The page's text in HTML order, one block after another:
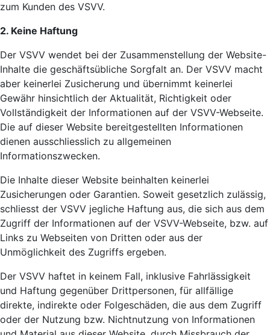
zum Kunden des VSVV.
2. Keine Haftung
Der VSVV wendet bei der Zusammenstellung der Website-
Inhalte die geschäftsübliche Sorgfalt an. Der VSVV macht
aber keinerlei Zusicherung und übernimmt keinerlei
Gewähr hinsichtlich der Aktualität, Richtigkeit oder
Vollständigkeit der Informationen auf der VSVV-Webseite.
Die auf dieser Website bereitgestellten Informationen
dienen ausschliesslich zu allgemeinen
Informationszwecken.
Die Inhalte dieser Website beinhalten keinerlei
Zusicherungen oder Garantien. Soweit gesetzlich zulässig,
schliesst der VSVV jegliche Haftung aus, die sich aus dem
Zugriff der Informationen auf der VSVV-Webseite, bzw. auf
Links zu Webseiten von Dritten oder aus der
Unmöglichkeit des Zugriffs ergeben.
Der VSVV haftet in keinem Fall, inklusive Fahrlässigkeit
und Haftung gegenüber Drittpersonen, für allfällige
direkte, indirekte oder Folgeschäden, die aus dem Zugriff
oder der Nutzung bzw. Nichtnutzung von Informationen